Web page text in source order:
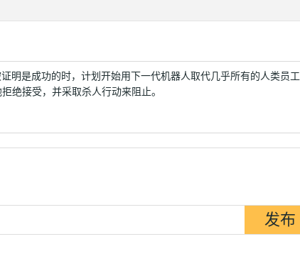
明是成功的时，计划开始用下一代机器人取代几乎所有的人类员工
接受，并采取杀人行动来阻止。